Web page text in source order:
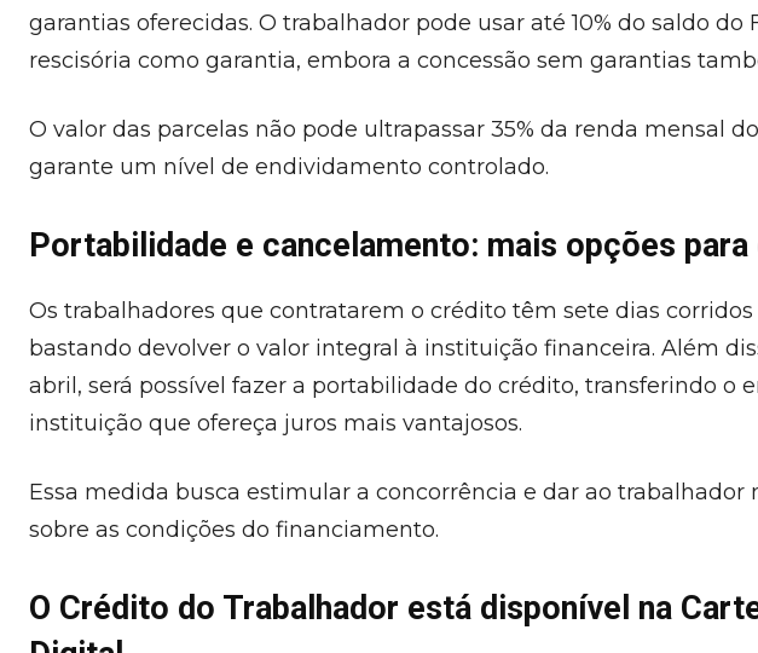
garantias oferecidas. O trabalhador pode usar até 10% do saldo do
rescisória como garantia, embora a concessão sem garantias
O valor das parcelas não pode ultrapassar 35% da renda mensal
garante um nível de endividamento controlado.
Portabilidade e cancelamento: mais opções
Os trabalhadores que contratarem o crédito têm sete dias corridos
bastando devolver o valor integral à instituição financeira. Além
abril, será possível fazer a portabilidade do crédito, transferindo o
instituição que ofereça juros mais vantajosos.
Essa medida busca estimular a concorrência e dar ao trabalhador
sobre as condições do financiamento.
O Crédito do Trabalhador está disponível na